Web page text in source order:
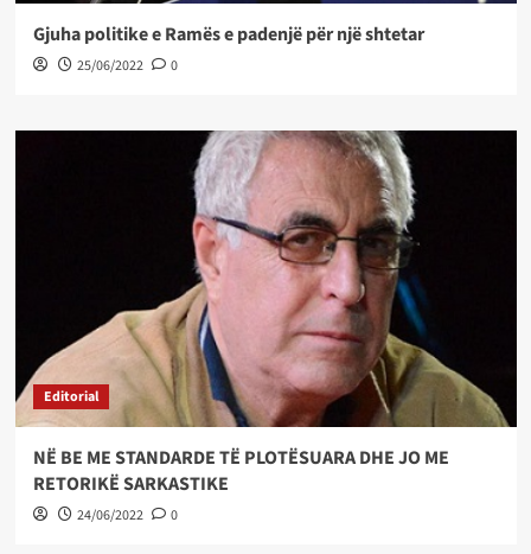
Gjuha politike e Ramës e padenjë për një shtetar
25/06/2022 0
Editorial
NË BE ME STANDARDE TË PLOTËSUARA DHE JO ME
RETORIKË SARKASTIKE
24/06/2022 0